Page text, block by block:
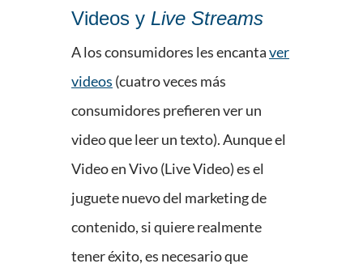
Videos y Live Streams
A los consumidores les encantaver
videos (cuatro veces más
consumidores prefieren ver un
video que leer un texto). Aunque el
Video en Vivo (Live Video) es el
juguete nuevo del marketing de
contenido, si quiere realmente
tener éxito, es necesario que